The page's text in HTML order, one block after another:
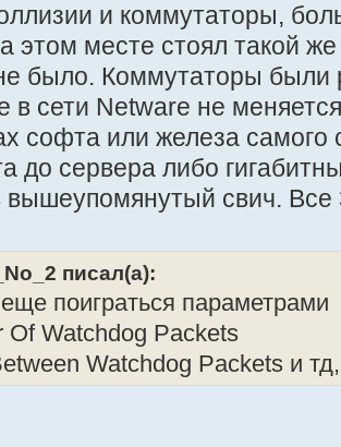
и коммутаторы,
этом месте стоял такой
было. Коммутаторы были
в сети Netware не
софта или железа самого
до сервера либо
вышеупомянутый свич. Все
писал(а):
поиграться параметрами
Of Watchdog Packets
Watchdog Packets и тд,